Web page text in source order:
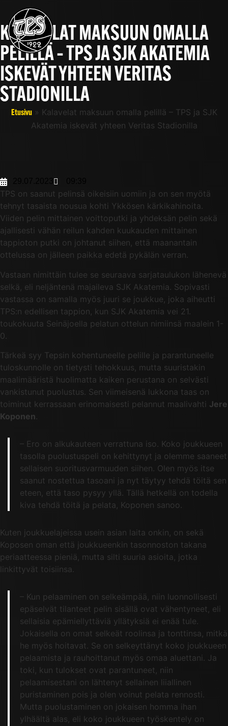
KALAVELAT MAKSUUN OMALLA
PELILLÄ – TPS JA SJK AKATEMIA
ISKEVÄT YHTEEN VERITAS
STADIONILLA
Etusivu» Kalavelat maksuun omalla pelillä – TPS ja SJK
Akatemia iskevät yhteen Veritas Stadionilla
TPS on saanut pelinsä oikeisiin uomiin ja on sen myötä
tehnyt tasaista nousua kohti Ykkösen kärkikahinoita.
Viiden pelin mittainen voittoputki ja yhdeksän pelin sekä
ajallisesti vähän reilun kahden kuukauden mittainen
tappioton putki on johtanut siihen, että maanantain
ottelussa on jälleen paikka edetä pykälän verran.
Vastaan nimittäin tulee se seuraava sarjataulukon lähenevä
selkä, eli neljäntenä majaileva SJK Akatemia. Sopivasti
vastassa on samalla myös juuri se joukkue, joka aiheutti
TPS:n edellisen tappion, kun SJK Akatemia vei 21.
toukokuuta Seinäjoella pelatun ottelun nimiinsä maalein 1-
0.
Tärkeä syy Tepsin kohentuneelle pelille ja parantuneelle
tuloskunnolle on tietysti tehokkuus, mutta suuristakin
maalimääristä huolimatta kaiken perustana on selvästi
vankistunut puolustus. Sen viimeisenä lukkona taas on
toiminut kerrassaan erinomaisesti pelannut maalivahti Jere
Koponen.
– Ero on alkukauteen verrattuna iso. Koko joukkueen
tasolla puolustuspeli on kehittynyt ja olemme saaneet
sellaisen suoritusvarmuuden siihen. Olen myös itse
saanut nostettua tasoani ja nyt täytyy tehdä töitä sen
eteen, että taso pysyy yllä. Tällä hetkellä on todella
kiva tehdä töitä ja pelata, Koponen sanoo.
Kuten joukkuelajeissa usein asian laita onkin, on sekä
Koposen oman että joukkueenkin tasonnoston takana
periaatteessa pieniä, mutta silti suuria asioita, jotka
linkittyvät toisiinsa.
– Kun pelaaminen on selkeämpää, niin luonnollisesti
epäselvät tilanteet pelin sisällä ovat vähentyneet, eli
sellaisia epämiellyttäviä yllätyksiä ei enää tule.
Jokaisella on omat selkeät roolinsa ja tonttinsa, mitkä
he myös hoitavat. Se on selkeyttänyt koko joukkueen
pelaamista ja rauhoittanut myös omaa aluettani. Ja
toki, kun tulokset ovat parantuneet, niin
pelaamisestani on lähtenyt sellainen liiallinen
puristaminen pois ja olen voinut pelata rennosti.
Mutta puolustaminen on jokaisen homma ihan
ylhäältä alas, eli koko joukkueen työskentely on